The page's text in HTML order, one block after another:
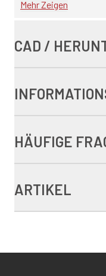
Mehr Zeigen
CAD /
HÄUFIGE
ARTIKEL